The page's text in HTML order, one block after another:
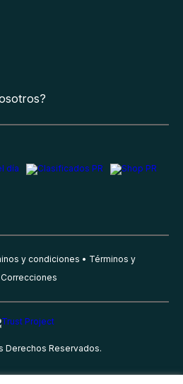
y condiciones
Términos y
Correcciones
Derechos Reservados.